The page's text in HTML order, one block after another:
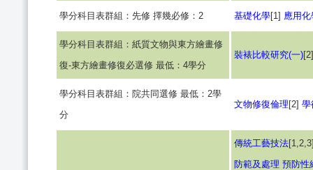
學分科目表群組：先修 擇幾必修：2 基礎化學[1] 應用化
學分科目表群組：紙質文物與東方繪畫修
復-東方繪畫修復必選修 最低：4學分
裝裱比較研究(一)
學分科目表群組：院共同選修 最低：2學
分
文物修復倫理 [2] 學
傳統工藝技法
防範及處理 預防性